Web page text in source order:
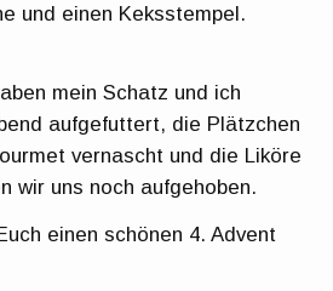
und einen Keksstempel.
mein Schatz und ich
aufgefuttert, die Plätzchen
vernascht und die Liköre
wir uns noch aufgehoben.
einen schönen 4. Advent